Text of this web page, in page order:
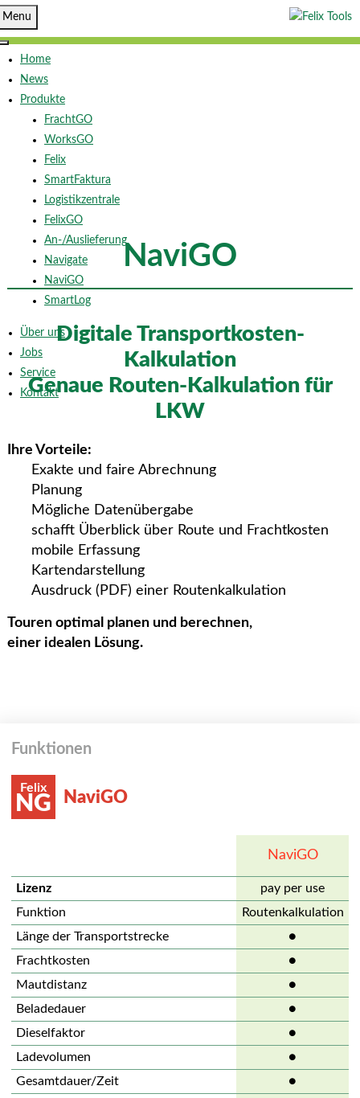
Menu
Home
News
Produkte
FrachtGO
WorksGO
Felix
SmartFaktura
Logistikzentrale
FelixGO
An-/Auslieferung
Navigate
NaviGO
SmartLog
Über uns
Jobs
Service
Kontakt
NaviGO
Digitale Transportkosten-
Kalkulation
Genaue Routen-Kalkulation für
LKW
Ihre Vorteile:
Exakte und faire Abrechnung
Planung
Mögliche Datenübergabe
schafft Überblick über Route und Frachtkosten
mobile Erfassung
Kartendarstellung
Ausdruck (PDF) einer Routenkalkulation
Touren optimal planen und berechnen,
einer idealen Lösung.
Funktionen
Felix
NG NaviGO
NaviGO
Lizenz
pay per use
Funktion
Routenkalkulation
Länge der Transportstrecke
●
Frachtkosten
●
Mautdistanz
●
Beladedauer
●
Dieselfaktor
●
Ladevolumen
●
Gesamtdauer/Zeit
●